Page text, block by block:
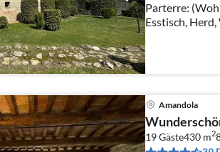
Parterre:
Esstisch,
Kühl-/
Amandola
19 Gäste430 m2